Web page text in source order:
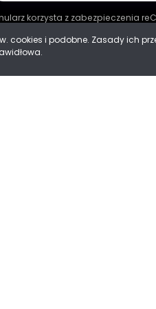
korzysta z zabezpieczenia
cookies i podobne. Zasady ich